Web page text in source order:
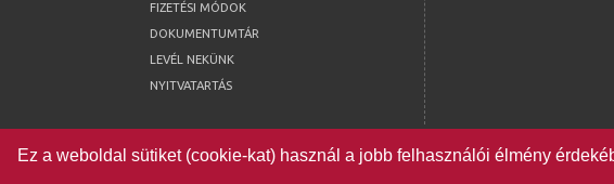
Ez a weboldal sütiket (cookie-kat) használ a jobb felhasználói élmény
FIZETÉSI MÓDOK
DOKUMENTUMTÁR
LEVÉL NEKÜNK
NYITVATARTÁS
WWW.WOMM.HU